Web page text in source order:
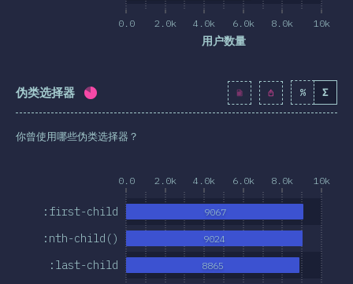
0.0 2.0k 4.0k 6.0k 8.0k 10k
用户数量
伪类选择器 完成率: % Σ
你曾使用哪些伪类选择器？
0.0 2.0k 4.0k 6.0k 8.0k 10k
:last-child
:nth-child()
:first-child
8865
9024
9067